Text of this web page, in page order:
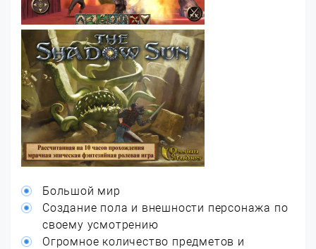
Большой мир
Создание пола и внешности персонажа по
своему усмотрению
Огромное количество предметов и